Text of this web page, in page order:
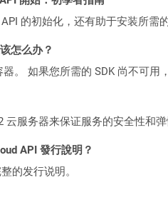
的初始化，还有助于安装所需的
怎么办？
。 如果您所需的 SDK 尚不可用
云服务器来保证服务的安全性和
API 發行說明？
的发行说明。